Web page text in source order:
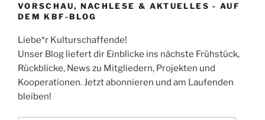
VORSCHAU, NACHLESE & AKTUELLES - AUF
DEM KBF-BLOG
Liebe*r Kulturschaffende!
Unser Blog liefert dir Einblicke ins nächste Frühstück,
Rückblicke, News zu Mitgliedern, Projekten und
Kooperationen. Jetzt abonnieren und am Laufenden
bleiben!